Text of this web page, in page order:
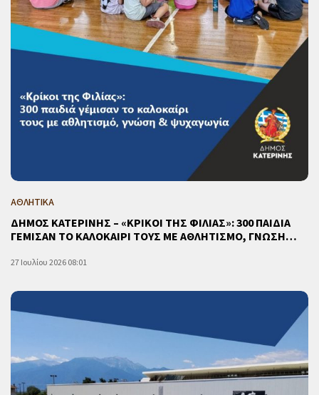
ΑΘΛΗΤΙΚΑ
ΔΗΜΟΣ ΚΑΤΕΡΙΝΗΣ – «ΚΡΙΚΟΙ ΤΗΣ ΦΙΛΙΑΣ»: 300 ΠΑΙΔΙΑ
ΓΕΜΙΣΑΝ ΤΟ ΚΑΛΟΚΑΙΡΙ ΤΟΥΣ ΜΕ ΑΘΛΗΤΙΣΜΟ, ΓΝΩΣΗ…
27 Ιουλίου 2026 08:01